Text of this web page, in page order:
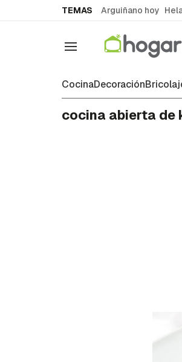
TEMAS Arguiñano hoy
Navegación
CocinaDecoración
cocina abierta de